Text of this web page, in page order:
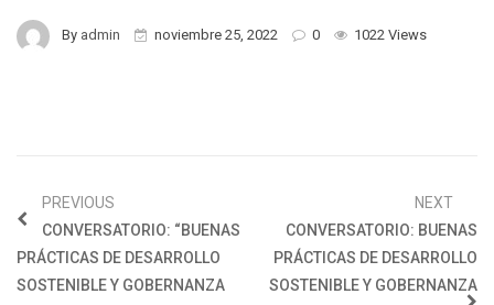
By admin noviembre 25, 2022 0 1022 Views
PREVIOUS
CONVERSATORIO: “BUENAS
PRÁCTICAS DE DESARROLLO
SOSTENIBLE Y GOBERNANZA
NEXT
CONVERSATORIO: BUENAS
PRÁCTICAS DE DESARROLLO
SOSTENIBLE Y GOBERNANZA